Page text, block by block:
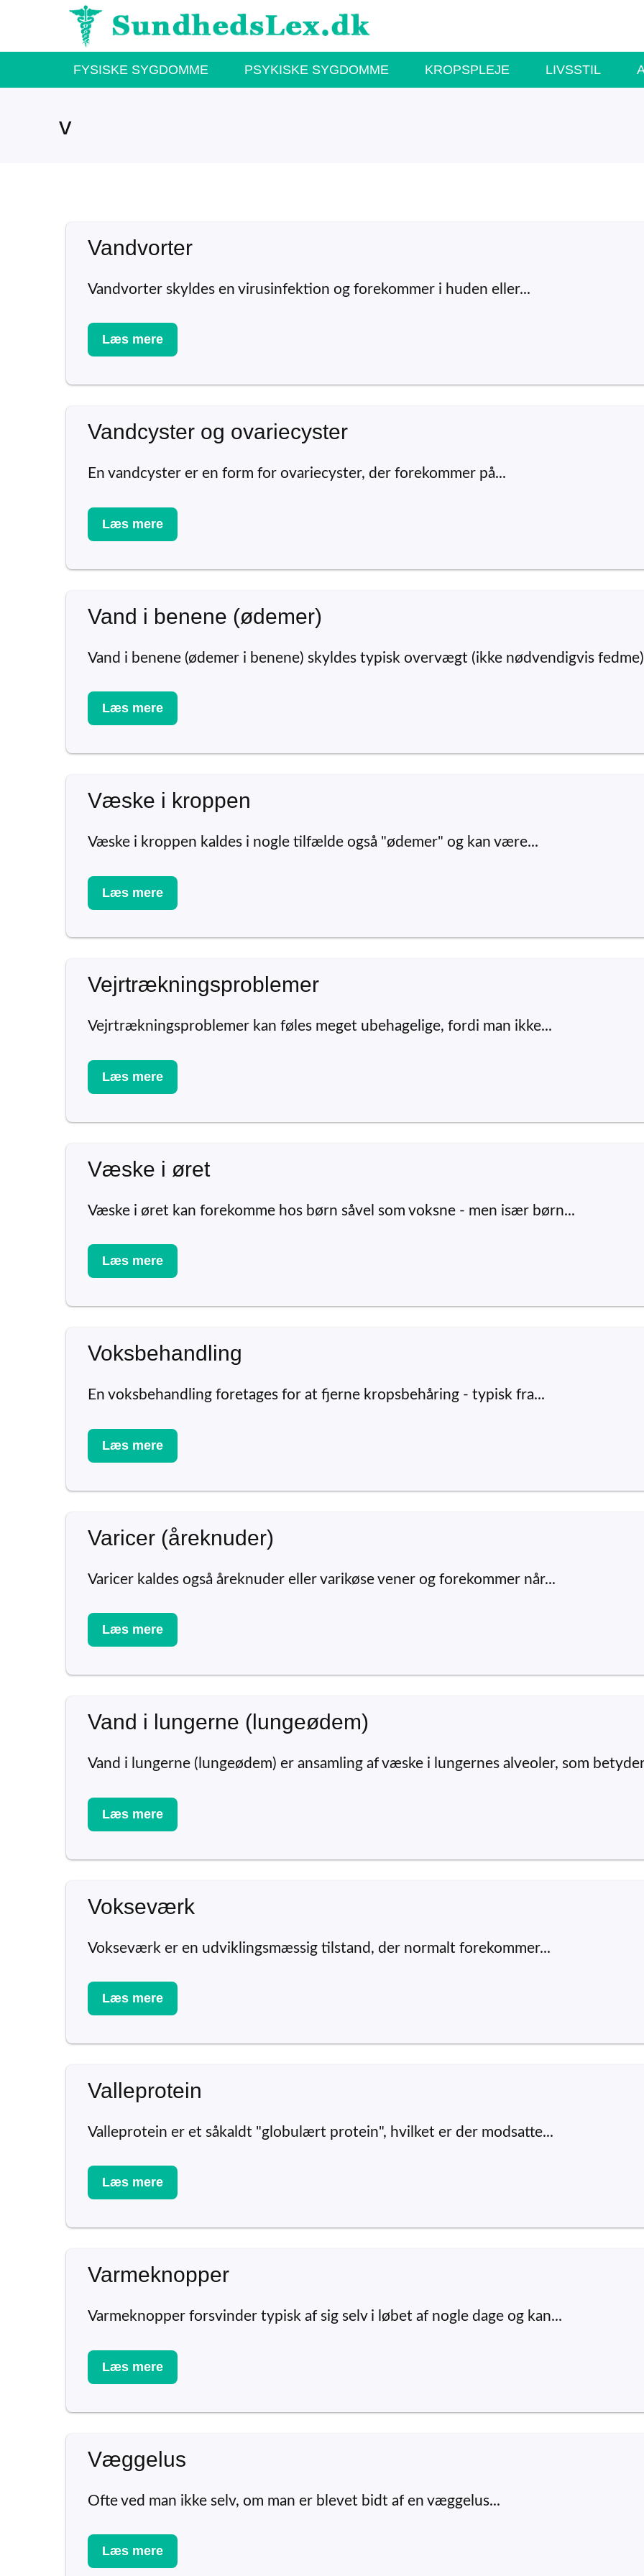
indhold
FYSISKE SYGDOMME PSYKISKE SYGDOMME KROPSPLEJE LIVSSTIL
v
Vandvorter
Vandvorter skyldes en virusinfektion og forekommer i huden eller...
Læs mere
Vandcyster og ovariecyster
En vandcyster er en form for ovariecyster, der forekommer på...
Læs mere
Vand i benene (ødemer)
Vand i benene (ødemer i benene) skyldes typisk overvægt (ikke nødvendigvis
Læs mere
Væske i kroppen
Væske i kroppen kaldes i nogle tilfælde også "ødemer" og kan være...
Læs mere
Vejrtrækningsproblemer
Vejrtrækningsproblemer kan føles meget ubehagelige, fordi man ikke...
Læs mere
Væske i øret
Væske i øret kan forekomme hos børn såvel som voksne - men især børn...
Læs mere
Voksbehandling
En voksbehandling foretages for at fjerne kropsbehåring - typisk fra...
Læs mere
Varicer (åreknuder)
Varicer kaldes også åreknuder eller varikøse vener og forekommer når...
Læs mere
Vand i lungerne (lungeødem)
Vand i lungerne (lungeødem) er ansamling af væske i lungernes alveoler, som
Læs mere
Vokseværk
Vokseværk er en udviklingsmæssig tilstand, der normalt forekommer...
Læs mere
Valleprotein
Valleprotein er et såkaldt "globulært protein", hvilket er der modsatte...
Læs mere
Varmeknopper
Varmeknopper forsvinder typisk af sig selv i løbet af nogle dage og kan...
Læs mere
Væggelus
Ofte ved man ikke selv, om man er blevet bidt af en væggelus...
Læs mere